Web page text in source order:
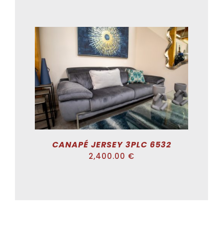
DÉTAILS
CANAPÉ JERSEY 3PLC 6532
2,400.00 €